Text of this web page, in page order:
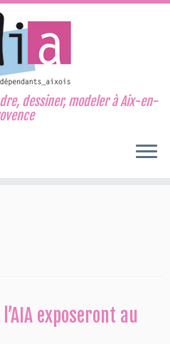
dessiner, modeler à Aix-en-
exposeront au